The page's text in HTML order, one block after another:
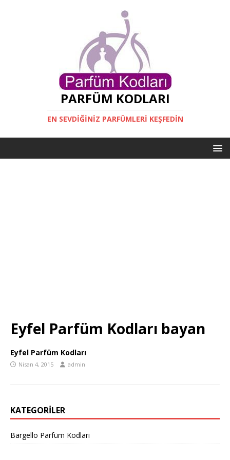
PARFÜM KODLARI
EN SEVDIĞINIZ PARFÜMLERI KEŞFEDIN
Eyfel Parfüm Kodları bayan
Eyfel Parfüm Kodları
Nisan 4, 2015 admin
KATEGORILER
Bargello Parfüm Kodları